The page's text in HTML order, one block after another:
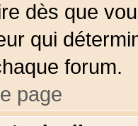
dès que
qui
forum.
page